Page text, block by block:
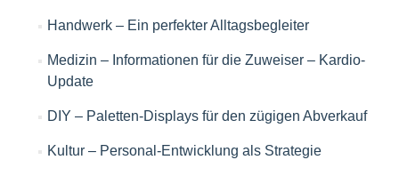
Handwerk – Ein perfekter Alltagsbegleiter
Medizin – Informationen für die Zuweiser – Kardio-
Update
DIY – Paletten-Displays für den zügigen Abverkauf
Kultur – Personal-Entwicklung als Strategie